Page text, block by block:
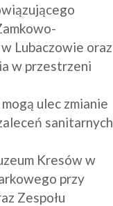
Lubaczowie oraz
w przestrzeni
ulec zmianie
sanitarnych
Kresów w
przy
Zespołu